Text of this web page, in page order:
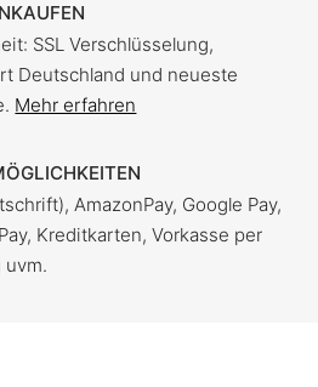
SSL Verschlüsselung,
Deutschland und neueste
Mehr erfahren
AmazonPay, Google Pay,
Kreditkarten, Vorkasse per
uvm.